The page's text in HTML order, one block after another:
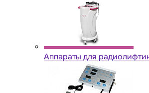
Аппараты для